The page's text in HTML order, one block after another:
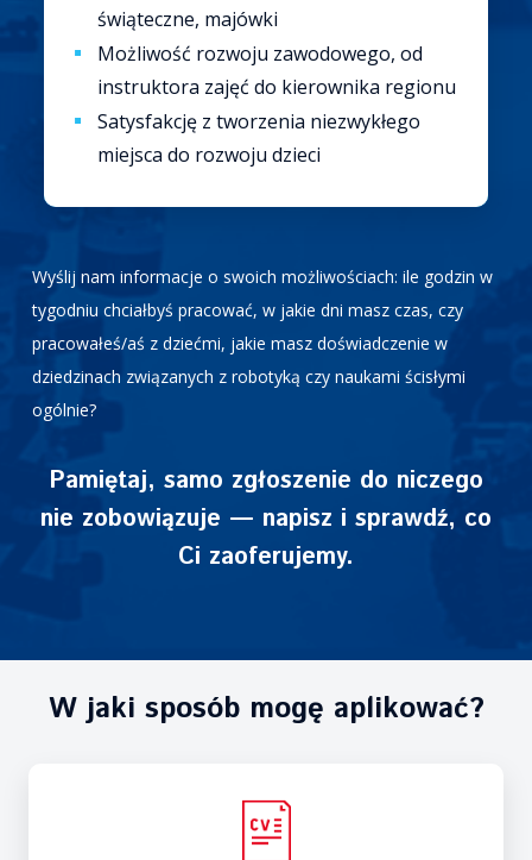
świąteczne, majówki
Możliwość rozwoju zawodowego, od
instruktora zajęć do kierownika regionu
Satysfakcję z tworzenia niezwykłego
miejsca do rozwoju dzieci
Wyślij nam informacje o swoich możliwościach: ile godzin w
tygodniu chciałbyś pracować, w jakie dni masz czas, czy
pracowałeś/aś z dziećmi, jakie masz doświadczenie w
dziedzinach związanych z robotyką czy naukami ścisłymi
ogólnie?
Pamiętaj, samo zgłoszenie do niczego
nie zobowiązuje — napisz i sprawdź, co
Ci zaoferujemy.
W jaki sposób mogę aplikować?